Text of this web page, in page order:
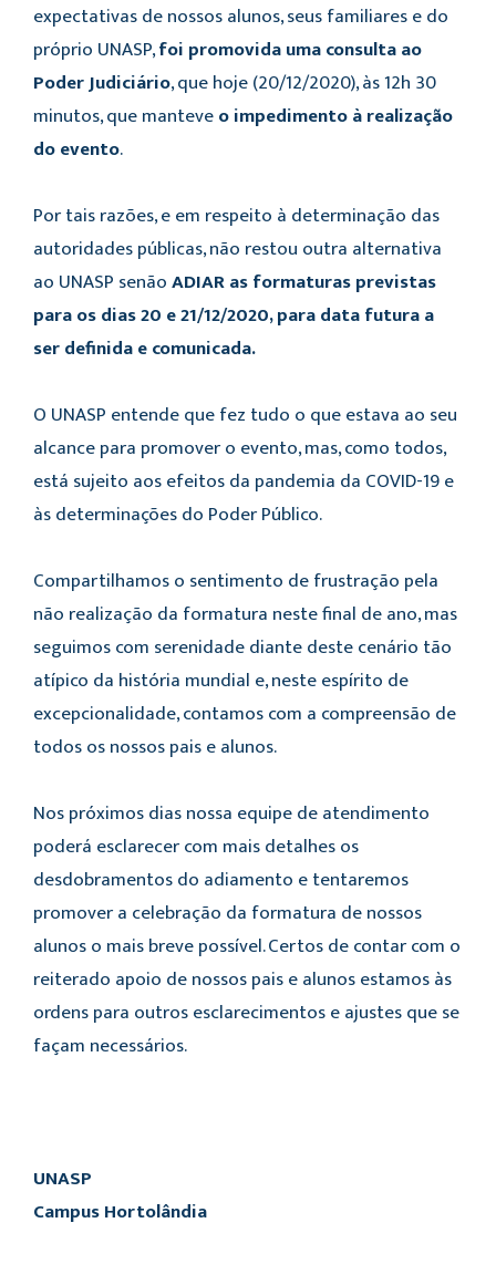
expectativas de nossos alunos, seus familiares e do
próprio UNASP,foi promovida uma consulta ao
Poder Judiciário, que hoje (20/12/2020), às 12h 30
minutos, que manteveo impedimentoà realização
do evento.
Por tais razões, e em respeito à determinação das
autoridades públicas, não restou outra alternativa
ao UNASP senãoADIAR as formaturas previstas
para os dias 20 e 21/12/2020, para data futura a
ser definida e comunicada.
O UNASP entende que fez tudo o que estava ao seu
alcance para promover o evento, mas, como todos,
está sujeito aos efeitos da pandemia da COVID-19 e
às determinações do Poder Público.
Compartilhamos o sentimento de frustração pela
não realização da formatura neste final de ano, mas
seguimos com serenidade diante deste cenário tão
atípico da história mundial e, neste espírito de
excepcionalidade, contamos com a compreensão de
todos os nossos pais e alunos.
Nos próximos dias nossa equipe de atendimento
poderá esclarecer com mais detalhes os
desdobramentos do adiamento e tentaremos
promover a celebração da formatura de nossos
alunos o mais breve possível. Certos de contar com o
reiterado apoio de nossos pais e alunos estamos às
ordens para outros esclarecimentos e ajustes que se
façam necessários.
UNASP
Campus Hortolândia